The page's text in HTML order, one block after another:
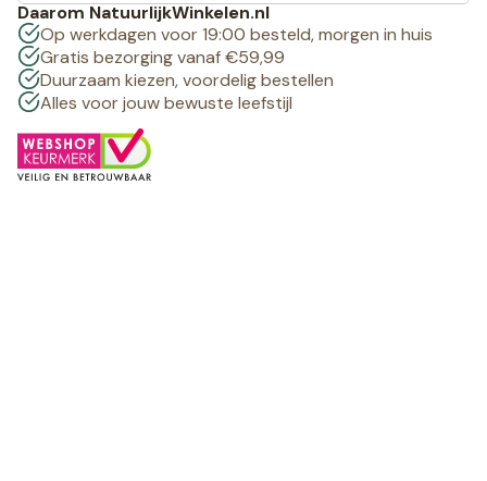
Daarom NatuurlijkWinkelen.nl
Op werkdagen voor 19:00 besteld, morgen in huis
Gratis bezorging vanaf €59,99
Duurzaam kiezen, voordelig bestellen
Alles voor jouw bewuste leefstijl